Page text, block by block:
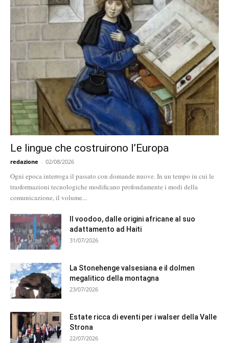
Le lingue che costruirono l’Europa
redazione - 02/08/2026
Ogni epoca interroga il passato con domande nuove. In un tempo in cui le
trasformazioni tecnologiche modificano profondamente i modi della
comunicazione, il volume...
Il voodoo, dalle origini africane al suo
adattamento ad Haiti
31/07/2026
La Stonehenge valsesiana e il dolmen
megalitico della montagna
23/07/2026
Estate ricca di eventi per i walser della Valle
Strona
22/07/2026